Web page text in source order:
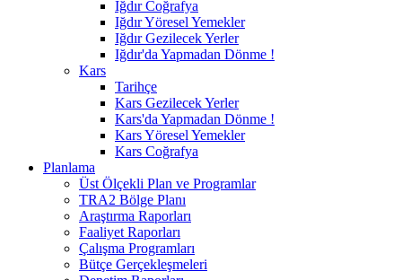
Iğdır Coğrafya
Iğdır Yöresel Yemekler
Iğdır Gezilecek Yerler
Iğdır'da Yapmadan Dönme !
Kars
Tarihçe
Kars Gezilecek Yerler
Kars'da Yapmadan Dönme !
Kars Yöresel Yemekler
Kars Coğrafya
Planlama
Üst Ölçekli Plan ve Programlar
TRA2 Bölge Planı
Araştırma Raporları
Faaliyet Raporları
Çalışma Programları
Bütçe Gerçekleşmeleri